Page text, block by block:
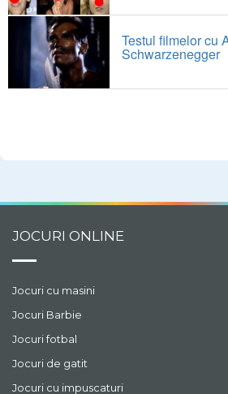
Testul filmelor cu
Schwarzenegger
JOCURI ONLINE
Jocuri cu masini
Jocuri Barbie
Jocuri fotbal
Jocuri de gatit
Jocuri cu impuscaturi